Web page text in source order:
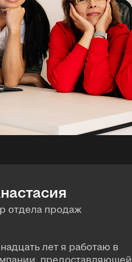
отдела продаж
лет я работаю в